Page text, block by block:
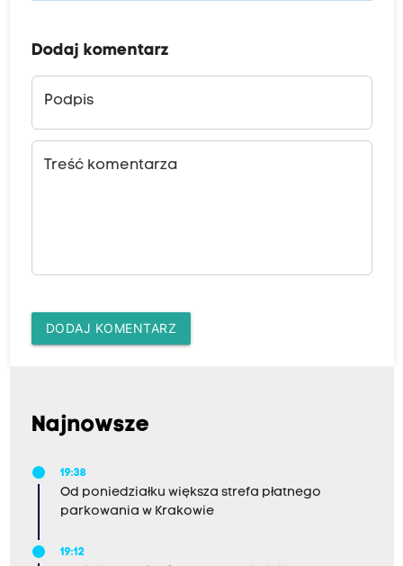
Dodaj komentarz
Podpis
Treść komentarza
DODAJ KOMENTARZ
Najnowsze
19:38
Od poniedziałku większa strefa płatnego
parkowania w Krakowie
19:12